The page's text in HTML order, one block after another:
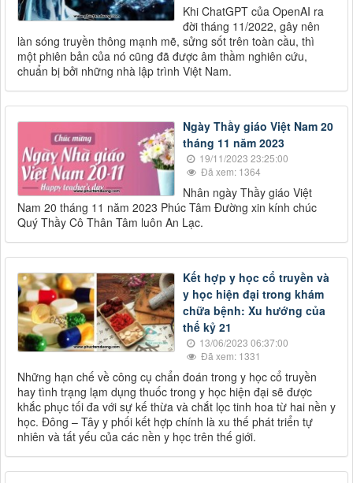
Khi ChatGPT của OpenAI ra
đời tháng 11/2022, gây nên
làn sóng truyền thông mạnh mẽ, sửng sốt trên toàn cầu, thì
một phiên bản của nó cũng đã được âm thầm nghiên cứu,
chuẩn bị bởi những nhà lập trình Việt Nam.
Ngày Thầy giáo Việt Nam 20
tháng 11 năm 2023
19/11/2023 23:25:00
Đã xem: 1364
Nhân ngày Thầy giáo Việt
Nam 20 tháng 11 năm 2023 Phúc Tâm Đường xin kính chúc
Quý Thầy Cô Thân Tâm luôn An Lạc.
Kết hợp y học cổ truyền và
y học hiện đại trong khám
chữa bệnh: Xu hướng của
thế kỷ 21
13/06/2023 06:37:00
Đã xem: 1331
Những hạn chế về công cụ chẩn đoán trong y học cổ truyền
hay tình trạng lạm dụng thuốc trong y học hiện đại sẽ được
khắc phục tối đa với sự kế thừa và chắt lọc tinh hoa từ hai nền y
học. Đông – Tây y phối kết hợp chính là xu thế phát triển tự
nhiên và tất yếu của các nền y học trên thế giới.